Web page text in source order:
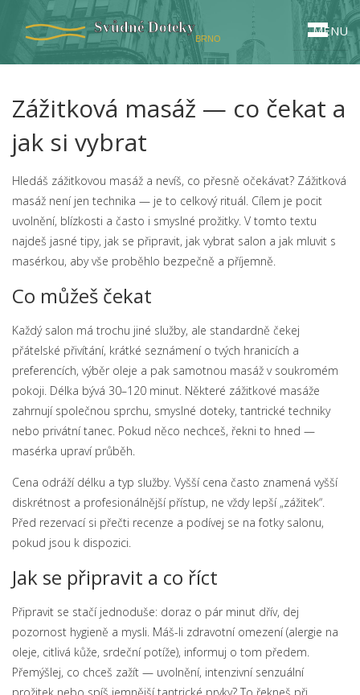
MENU
Zážitková masáž — co čekat a
jak si vybrat
Hledáš zážitkovou masáž a nevíš, co přesně očekávat? Zážitková
masáž není jen technika — je to celkový rituál. Cílem je pocit
uvolnění, blízkosti a často i smyslné prožitky. V tomto textu
najdeš jasné tipy, jak se připravit, jak vybrat salon a jak mluvit s
masérkou, aby vše proběhlo bezpečně a příjemně.
Co můžeš čekat
Každý salon má trochu jiné služby, ale standardně čekej
přátelské přivítání, krátké seznámení o tvých hranicích a
preferencích, výběr oleje a pak samotnou masáž v soukromém
pokoji. Délka bývá 30–120 minut. Některé zážitkové masáže
zahrnují společnou sprchu, smyslné doteky, tantrické techniky
nebo privátní tanec. Pokud něco nechceš, řekni to hned —
masérka upraví průběh.
Cena odráží délku a typ služby. Vyšší cena často znamená vyšší
diskrétnost a profesionálnější přístup, ne vždy lepší „zážitek“.
Před rezervací si přečti recenze a podívej se na fotky salonu,
pokud jsou k dispozici.
Jak se připravit a co říct
Připravit se stačí jednoduše: doraz o pár minut dřív, dej
pozornost hygieně a mysli. Máš-li zdravotní omezení (alergie na
oleje, citlivá kůže, srdeční potíže), informuj o tom předem.
Přemýšlej, co chceš zažít — uvolnění, intenzivní senzuální